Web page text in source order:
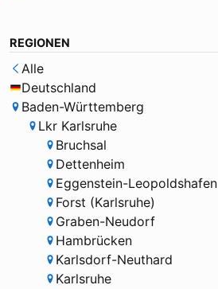
REGIONEN
Alle
Deutschland
Baden-Württemberg
Lkr Karlsruhe
Bruchsal
Dettenheim
Eggenstein-Leopoldshafen
Forst (Karlsruhe)
Graben-Neudorf
Hambrücken
Karlsdorf-Neuthard
Karlsruhe